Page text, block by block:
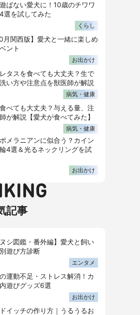
ばない愛犬に！10歳のチワワ
選を試してみた
くらし
月関西版】愛犬と一緒に楽しめ
ント
お出かけ
タスを食べても大丈夫？生で
い方や注意点を獣医師が解説
病気・健康
べても大丈夫？与える量、注
が解説【愛犬が食べてみた】
病気・健康
メラニアンに似合う？カイン
4選＆光るネックリングを試
お出かけ
記事
ヌシ図鑑・番外編】愛犬と飼い
遊び方診断
エンタメ
運動不足・ストレス解消！カ
遊びグッズ6選
お出かけ
イッチの作り方｜うるうるお